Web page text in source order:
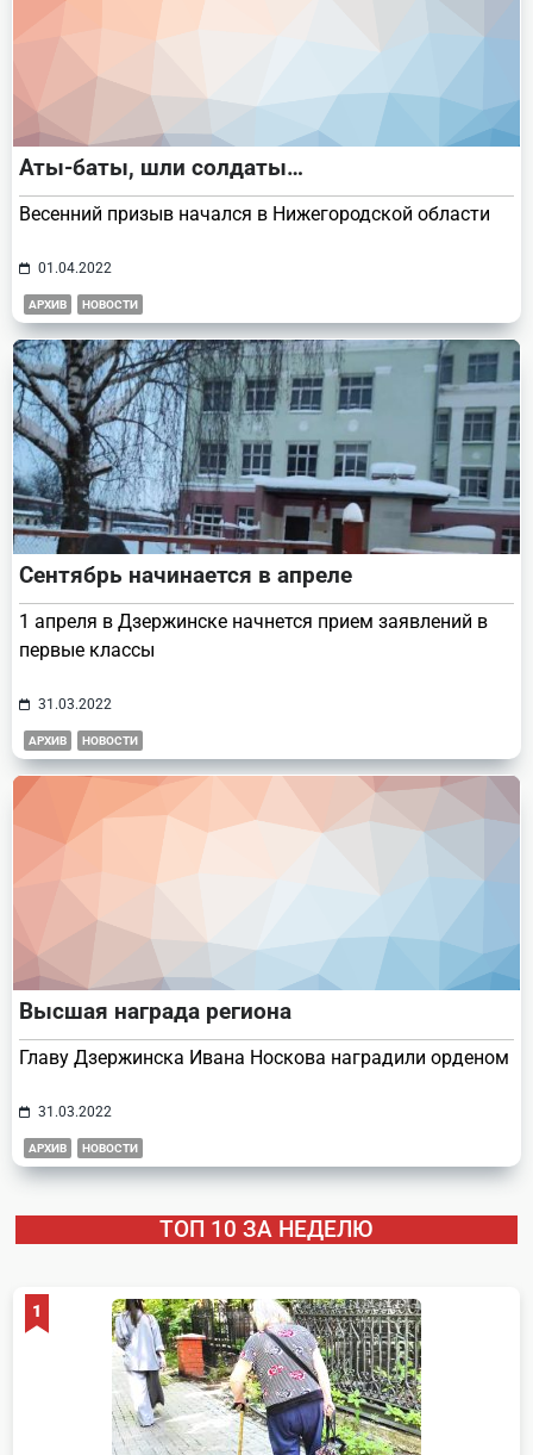
Аты-баты, шли солдаты…
Весенний призыв начался в Нижегородской области
01.04.2022
АРХИВ НОВОСТИ
Сентябрь начинается в апреле
1 апреля в Дзержинске начнется прием заявлений в
первые классы
31.03.2022
АРХИВ НОВОСТИ
Высшая награда региона
Главу Дзержинска Ивана Носкова наградили орденом
31.03.2022
АРХИВ НОВОСТИ
ТОП 10 ЗА НЕДЕЛЮ